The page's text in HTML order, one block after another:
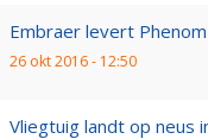
Embraer levert Phenom
26 okt 2016 - 12:50
Vliegtuig landt op neus